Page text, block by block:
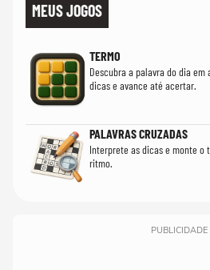
MEUS JOGOS
TERMO
Descubra a palavra do dia
dicas e avance até acertar.
PALAVRAS CRUZADAS
Interprete as dicas e monte o
ritmo.
PUBLICIDADE